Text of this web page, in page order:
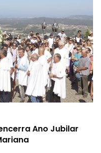
Ano Jubilar